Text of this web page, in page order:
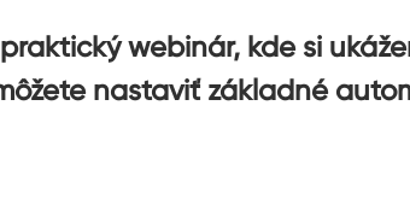
webinár, kde si
nastaviť základné